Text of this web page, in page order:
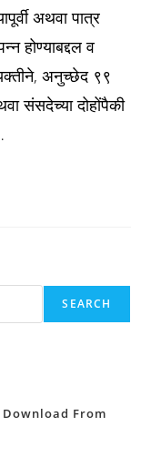
अथवा पात्र
होण्याबद्दल व
अनुच्छेद ९९
संसदेच्या दोहोंपैकी
SEARCH
From